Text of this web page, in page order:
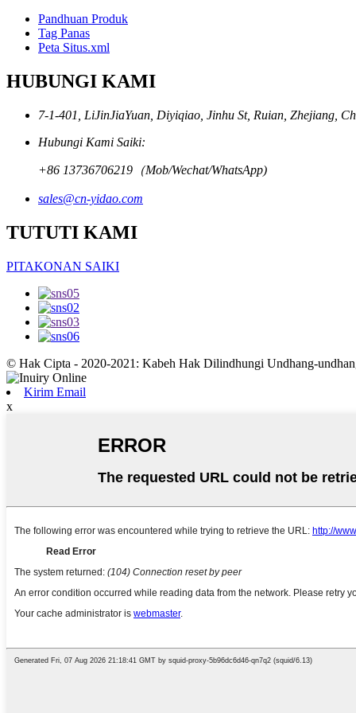
Pandhuan Produk
Tag Panas
Peta Situs.xml
HUBUNGI KAMI
7-1-401, LiJinJiaYuan, Diyiqiao, Jinhu St, Ruian, Zhejiang,
Hubungi Kami Saiki:
+86 13736706219（Mob/Wechat/WhatsApp)
sales@cn-yidao.com
TUTUTI KAMI
PITAKONAN SAIKI
© Hak Cipta - 2020-2021: Kabeh Hak Dilindhungi Undhang-
Kirim Email
x